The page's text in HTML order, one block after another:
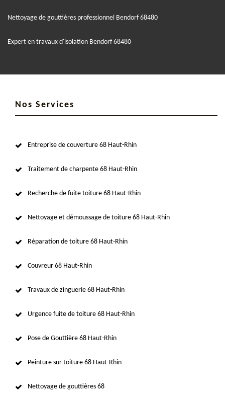
Nettoyage de gouttières professionnel Bendorf 68480
Expert en travaux d'isolation Bendorf 68480
Nos Services
Entreprise de couverture 68 Haut-Rhin
Traitement de charpente 68 Haut-Rhin
Recherche de fuite toiture 68 Haut-Rhin
Nettoyage et démoussage de toiture 68 Haut-Rhin
Réparation de toiture 68 Haut-Rhin
Couvreur 68 Haut-Rhin
Travaux de zinguerie 68 Haut-Rhin
Urgence fuite de toiture 68 Haut-Rhin
Pose de Gouttière 68 Haut-Rhin
Peinture sur toiture 68 Haut-Rhin
Nettoyage de gouttières 68